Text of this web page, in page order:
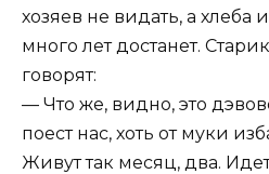
хозяев не видать, а хлеба
много лет достанет.
говорят:
— Что же, видно, это
поест нас, хоть от муки
Живут так месяц, два.